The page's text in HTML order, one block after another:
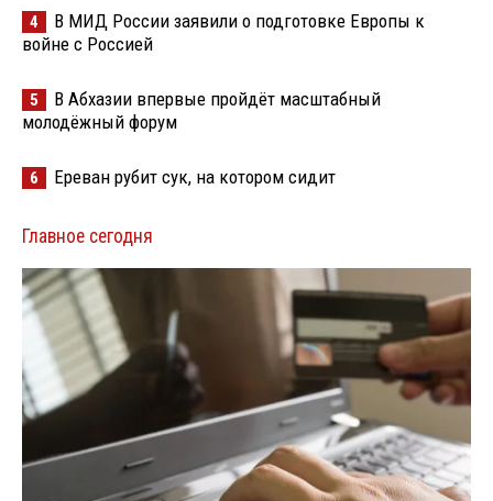
4
В МИД России заявили о подготовке Европы к
войне с Россией
5
В Абхазии впервые пройдёт масштабный
молодёжный форум
6 Ереван рубит сук, на котором сидит
Главное сегодня